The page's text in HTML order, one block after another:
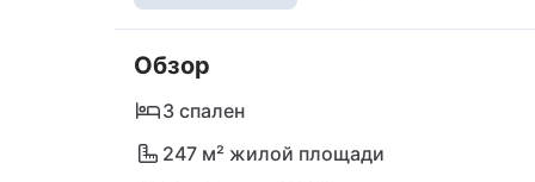
очаровательный городок Супетар с
отсюда. Исследуйте живописный остров
Мильна или Бол, и позвольте себе
повседневность позади и погрузитесь в
Обзор
3 спален
247 м² жилой площади